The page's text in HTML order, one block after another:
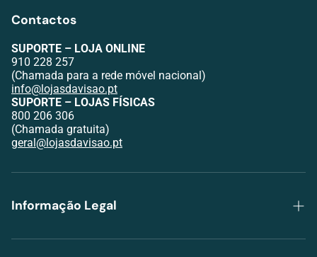
Contactos
SUPORTE – LOJA ONLINE
910 228 257
(Chamada para a rede móvel nacional)
info@lojasdavisao.pt
SUPORTE – LOJAS FÍSICAS
800 206 306
(Chamada gratuita)
geral@lojasdavisao.pt
Informação Legal
Política de Privacidade